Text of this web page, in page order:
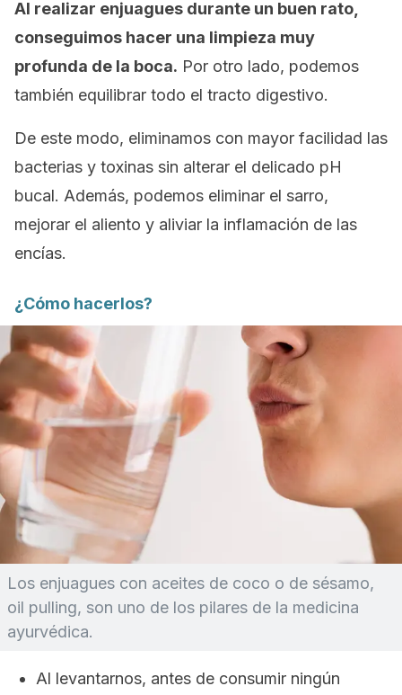
Al realizar enjuagues durante un buen rato,
conseguimos hacer una limpieza muy
profunda de la boca. Por otro lado, podemos
también equilibrar todo el tracto digestivo.
De este modo, eliminamos con mayor facilidad las
bacterias y toxinas sin alterar el delicado pH
bucal. Además, podemos eliminar el sarro,
mejorar el aliento y aliviar la inflamación de las
encías.
¿Cómo hacerlos?
Los enjuagues con aceites de coco o de sésamo,
oil pulling, son uno de los pilares de la medicina
ayurvédica.
Al levantarnos, antes de consumir ningún